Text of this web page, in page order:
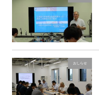
おしらせ